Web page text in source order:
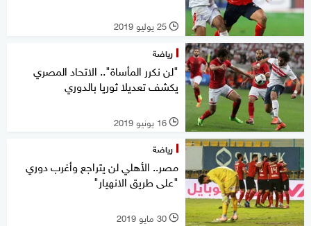
l 25 يوليو 2019
رياضة
"لن نكرر المأساة".. الاتحاد المصري
يكشف تعديلا ثوريا بالدوري
l 16 يونيو 2019
رياضة
مصر.. الأهلي لن يتراجع وأغرب دوري
"على طريق الانهيار"
l 30 مايو 2019